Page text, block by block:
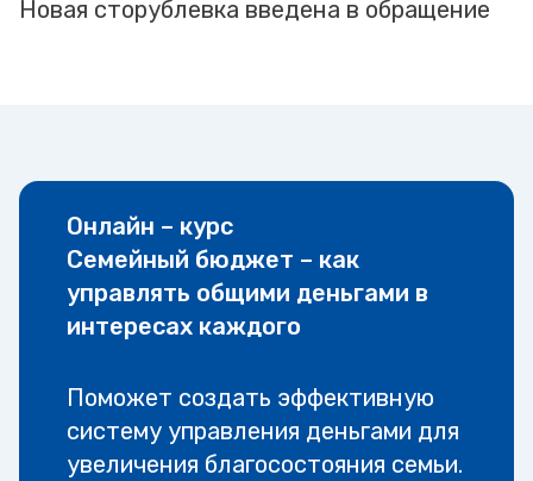
Новая сторублевка введена в обращение
Онлайн – курс
Семейный бюджет – как
управлять общими деньгами в
интересах каждого
Поможет создать эффективную
систему управления деньгами для
увеличения благосостояния семьи.